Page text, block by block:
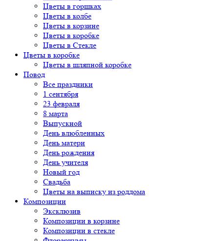
Цветы в горшках
Цветы в колбе
Цветы в корзине
Цветы в коробке
Цветы в Стекле
Цветы в коробке
Цветы в шляпной коробке
Повод
Все праздники
1 сентября
23 февраля
8 марта
Выпускной
День влюбленных
День матери
День рождения
День учителя
Новый год
Свадьба
Цветы на выписку из роддома
Композиции
Эксклюзив
Композиции в корзине
Композиции в стекле